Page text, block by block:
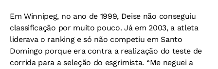
Em Winnipeg, no ano de 1999, Deise não conseguiu
classificação por muito pouco. Já em 2003, a atleta
liderava o ranking e só não competiu em Santo
Domingo porque era contra a realização do teste de
corrida para a seleção do esgrimista. “Me neguei a